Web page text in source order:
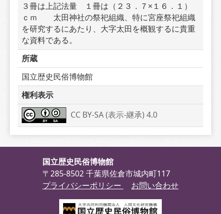
３冊は上記法量　１冊は（２３．７×１６．１）
ｃｍ　　太田神社の祭祀組織、特に宮座祭祀組織
を研究するにあたり、大字太田を概観するに貴重
な資料である。
所蔵
国立歴史民俗博物館
権利表示
CC BY-SA (表示-継承) 4.0
国立歴史民俗博物館
〒285-8502 千葉県佐倉市城内町117
プライバシーポリシー
お問い合わせ